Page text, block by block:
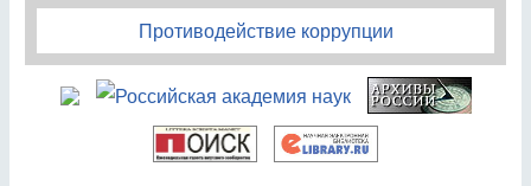
Противодействие коррупции